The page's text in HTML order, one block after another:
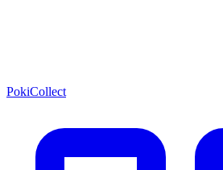
PokiCollect